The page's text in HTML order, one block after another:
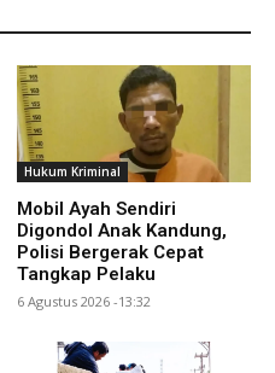
Hukum Kriminal
Mobil Ayah Sendiri
Digondol Anak Kandung,
Polisi Bergerak Cepat
Tangkap Pelaku
6 Agustus 2026 -13:32